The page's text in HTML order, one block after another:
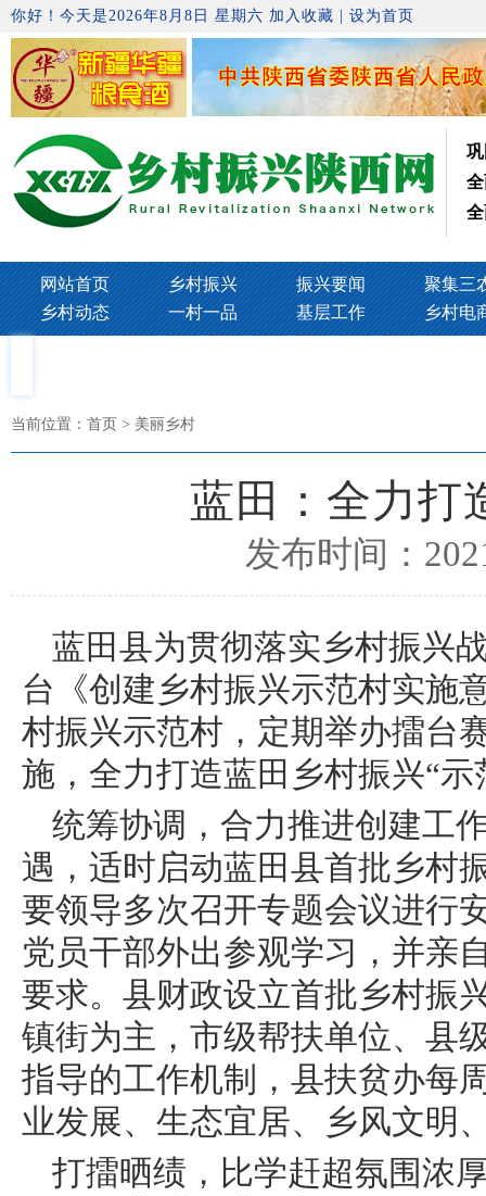
你好！今天是2026年8月8日 星期六 加入收藏 设为首页
网站首页 乡村振兴 振兴要闻
聚集三
乡村动态
一村一品 基层工作 乡村电
当前位置： 首页> 美丽乡村
蓝田：全力打
发布时间：
蓝田县为贯彻落实乡村振兴
台《创建乡村振兴示范村实施
村振兴示范村，定期举办擂台
施，全力打造蓝田乡村振兴“示
统筹协调，合力推进创建工
遇，适时启动蓝田县首批乡村
要领导多次召开专题会议进行
党员干部外出参观学习，并亲
要求。县财政设立首批乡村振
镇街为主，市级帮扶单位、县
指导的工作机制，县扶贫办每
业发展、生态宜居、乡风文明
打擂晒绩，比学赶超氛围浓